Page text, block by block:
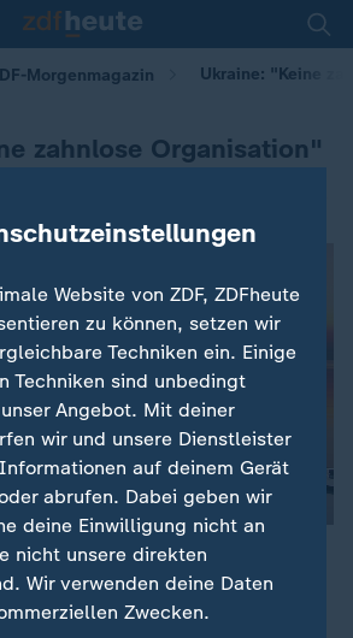
Morgenmagazin Ukraine: "Keine
zahnlose Organisation"
die Europäer "unrealistische
des Ukrainekriegs. Es gehe
der Ukraine und der EU zu
Website von ZDF, ZDFheute
zu können, setzen wir
Techniken ein. Einige
Techniken sind unbedingt
Angebot. Mit deiner
wir und unsere Dienstleister
auf deinem Gerät
abrufen. Dabei geben wir
deine Einwilligung nicht an
nicht unsere direkten
Wir verwenden deine Daten
Zwecken.